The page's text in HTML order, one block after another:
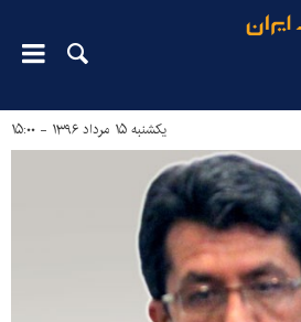
یکشنبه ۱۵ مرداد ۱۳۹۶ - ۱۵:۰۰